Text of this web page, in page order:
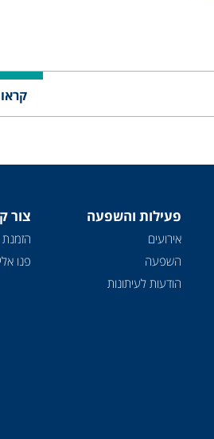
פעילות והשפעה
אירועים
השפעה
הודעות לעיתונות
צור
פנו